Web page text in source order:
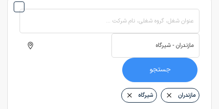
عنوان شغل، گروه شغلی، نام شرکت ...
جستجو
مازندران شیرگاه